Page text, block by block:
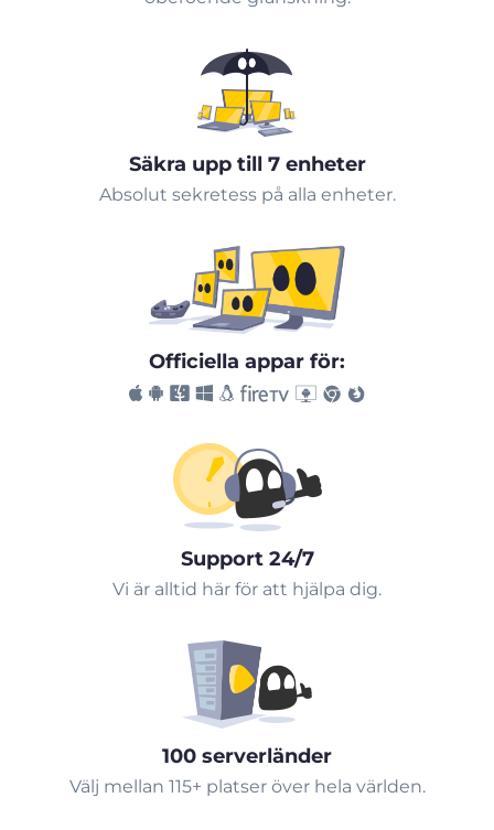
Säkra upp till 7 enheter
Absolut sekretess på alla enheter.
Officiella appar för:
Support 24/7
Vi är alltid här för att hjälpa dig.
100 serverländer
Välj mellan 115+ platser över hela världen.